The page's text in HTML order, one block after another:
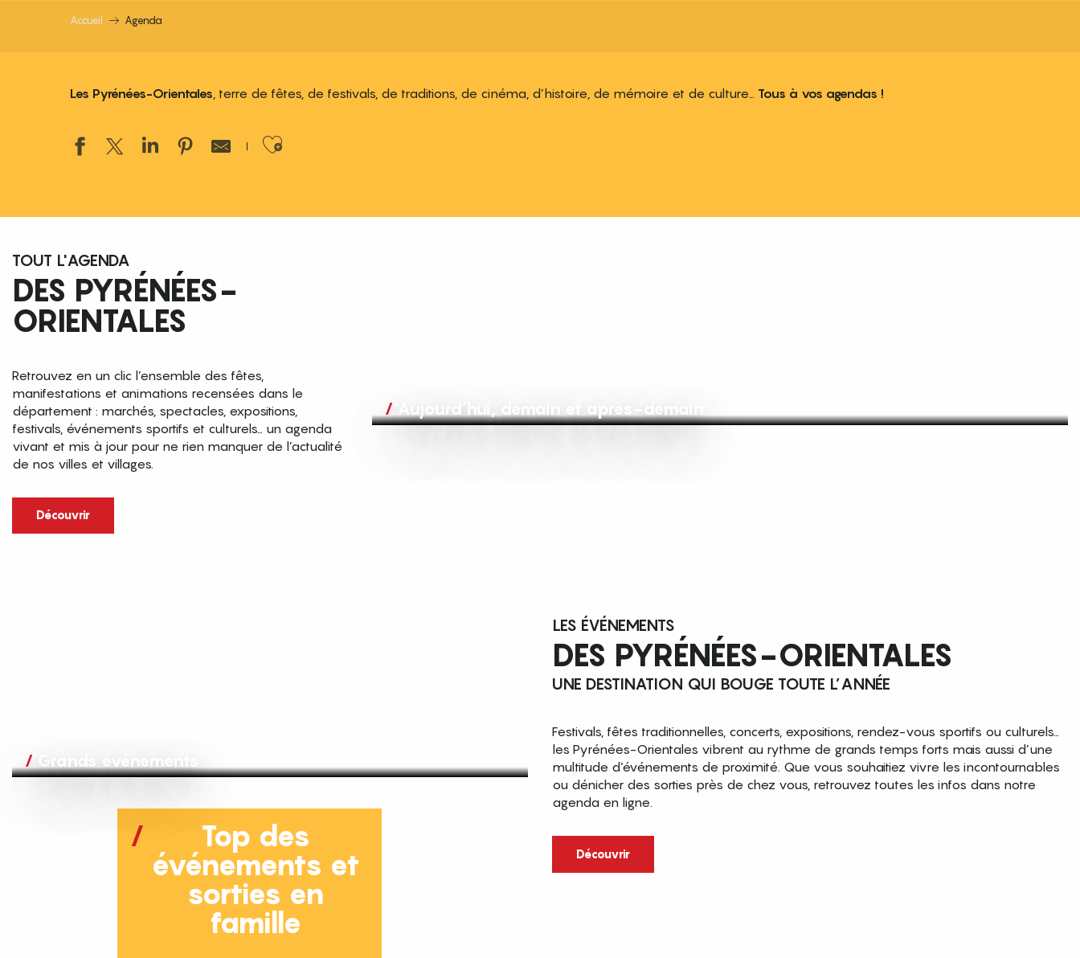
Accueil Agenda
Les Pyrénées-Orientales, terre de fêtes, de festivals, de traditions, de cinéma, d’histoire, de mémoire et de culture… Tous à vos agendas !
Ajouter aux favoris
TOUT L'AGENDA
DES PYRÉNÉES-
ORIENTALES
Retrouvez en un clic l’ensemble des fêtes,
manifestations et animations recensées dans le
département : marchés, spectacles, expositions,
festivals, événements sportifs et culturels… un agenda
vivant et mis à jour pour ne rien manquer de l’actualité
de nos villes et villages.
Découvrir
Aujourd’hui, demain et après-demain
Grands événements
LES ÉVÉNEMENTS
DES PYRÉNÉES-ORIENTALES
UNE DESTINATION QUI BOUGE TOUTE L’ANNÉE
Festivals, fêtes traditionnelles, concerts, expositions, rendez-vous sportifs ou culturels…
les Pyrénées-Orientales vibrent au rythme de grands temps forts mais aussi d’une
multitude d’événements de proximité. Que vous souhaitiez vivre les incontournables
ou dénicher des sorties près de chez vous, retrouvez toutes les infos dans notre
agenda en ligne.
Découvrir
Top des
événements et
sorties en
famille